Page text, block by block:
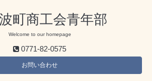
町商工会青年部
Welcome to our homepage
0771-82-0575
お問い合わせ